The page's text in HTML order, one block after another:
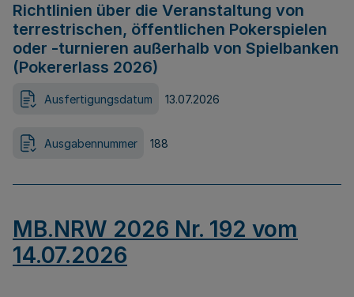
Richtlinien über die Veranstaltung von
terrestrischen, öffentlichen Pokerspielen
oder -turnieren außerhalb von Spielbanken
(Pokererlass 2026)
Ausfertigungsdatum 13.07.2026
Ausgabennummer 188
MB.NRW 2026 Nr. 192 vom
14.07.2026